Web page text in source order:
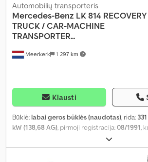
Meerkerk 1 297 km
Automobilių transporteris
Mercedes-Benz LK 814 RECOVERY
TRUCK / CAR-MACHINE
TRANSPORTER...
Klausti
Būklė: labai geros būklės (naudotas), rida:
kW (138,68 AG), pirmoji registracija:08/1991,
, ašių
4 250 mm, kuras:dyzelinas, spalva:mėlyna,
,